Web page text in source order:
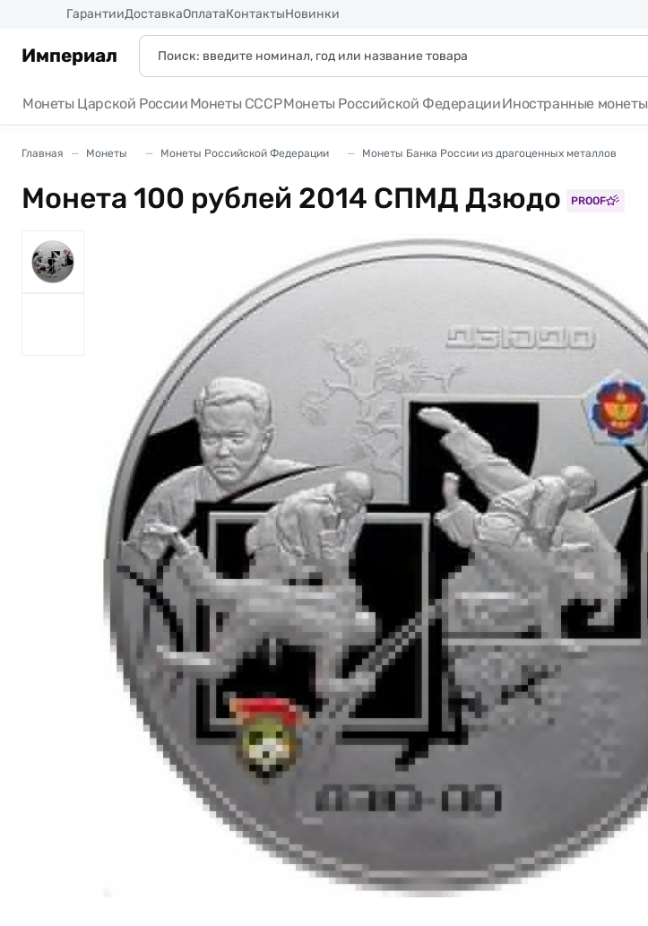
ГарантииДоставкаОплатаКонтактыНовинки
Империал
Монеты Царской России Монеты СССРМонеты Российской ФедерацииИностранные монеты
Главная Монеты Монеты Российской Федерации Монеты Банка России из драгоценных металлов
Монета 100 рублей 2014 СПМД Дзюдо PROOF